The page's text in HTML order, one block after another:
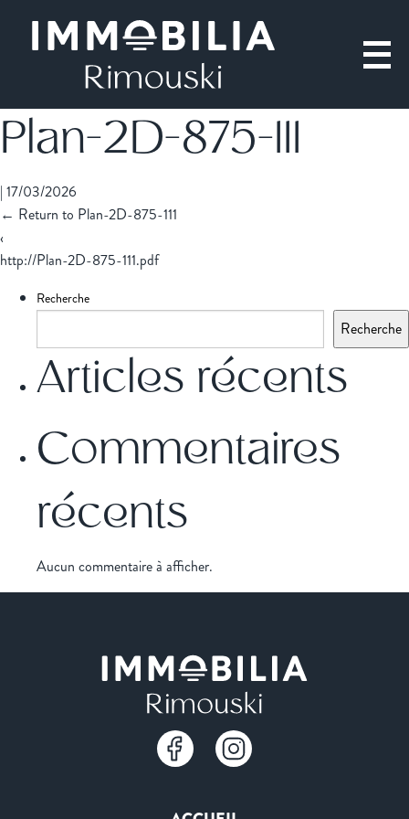
Plan-2D-875-111
| 17/03/2026
← Return to Plan-2D-875-111
‹
http://Plan-2D-875-111.pdf
Recherche
Recherche
Articles récents
Commentaires
récents
Aucun commentaire à afficher.